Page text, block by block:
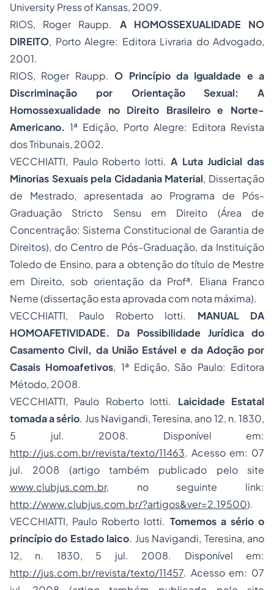
University Press of Kansas, 2009.
RIOS, Roger Raupp. A HOMOSSEXUALIDADE NO
DIREITO, Porto Alegre: Editora Livraria do Advogado,
2001.
RIOS, Roger Raupp.O Princípio da Igualdade e a
Discriminação por Orientação Sexual: A
Homossexualidade no Direito Brasileiro e Norte-
Americano. 1ª Edição, Porto Alegre: Editora Revista
dos Tribunais, 2002.
VECCHIATTI, Paulo Roberto Iotti.A Luta Judicial das
Minorias Sexuais pela CidadaniaMaterial, Dissertação
de Mestrado, apresentada ao Programa de Pós-
Graduação Stricto Sensu em Direito (Área de
Concentração: Sistema Constitucional de Garantia de
Direitos), do Centro de Pós-Graduação, da Instituição
Toledo de Ensino, para a obtenção do título de Mestre
em Direito, sob orientação da Profª. Eliana Franco
Neme (dissertação esta aprovada com nota máxima).
VECCHIATTI, Paulo Roberto Iotti. MANUAL DA
HOMOAFETIVIDADE. Da Possibilidade Jurídica do
Casamento Civil, da União Estável e da Adoção por
Casais Homoafetivos, 1ª Edição, São Paulo: Editora
Método, 2008.
VECCHIATTI, Paulo Roberto Iotti. Laicidade Estatal
tomada a sério. Jus Navigandi, Teresina, ano 12, n. 1830,
5 jul. 2008. Disponível em:
http://jus.com.br/revista/texto/11463. Acesso em: 07
jul. 2008 (artigo também publicado pelo site
www.clubjus.com.br, no seguinte link:
http://www.clubjus.com.br/?artigos&ver=2.19500).
VECCHIATTI, Paulo Roberto Iotti. Tomemos a sério o
princípio do Estado laico. Jus Navigandi, Teresina, ano
12, n. 1830, 5 jul. 2008. Disponível em:
http://jus.com.br/revista/texto/11457. Acesso em: 07